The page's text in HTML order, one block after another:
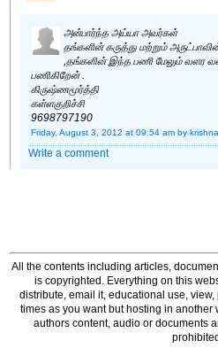
அன்பார்ந்த அய்யா அவர்கள்
தங்களின் கருத்து மற்றும்
,தங்களின் இந்த பணி மேலும் வளர
பணிகிறேன் .
கிருஷ்ணமூர்த்தி
கள்ளகுறிச்சி
9698797190
Friday, August 3, 2012 at 09:54 am by
Write a comment
All the contents including articles,
is copyrighted. Everything on this
distribute, email it, educational use,
times as you want but hosting in another
authors content, audio or documents